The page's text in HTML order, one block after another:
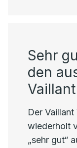
Sehr
den
Der
wiederholt
„sehr gut“